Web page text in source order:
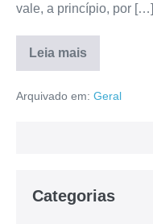
vale, a princípio, por […]
Leia mais
Arquivado em: Geral
Categorias